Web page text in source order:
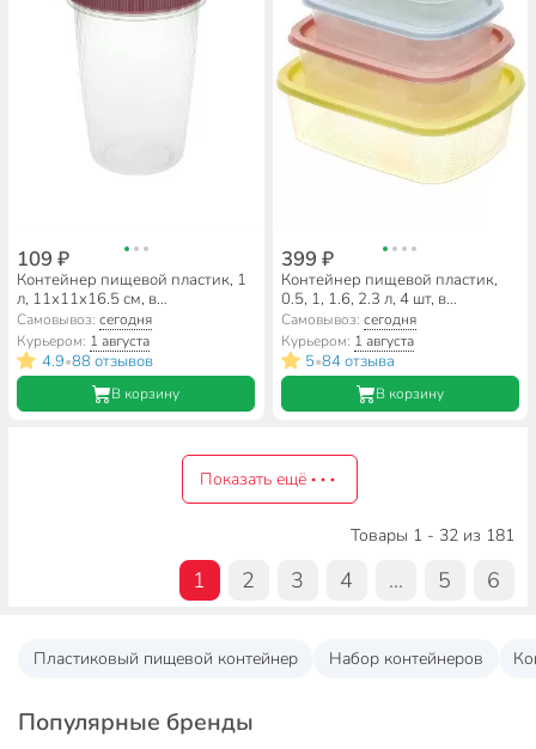
109 ₽
Контейнер пищевой пластик, 1
л, 11х11х16.5 см, в
ассортименте, круглый, Idea,
Ролл, М1475
Самовывоз:сегодня
Курьером: 1 августа
4.9•88 отзывов
В корзину
399 ₽
Контейнер пищевой пластик,
0.5, 1, 1.6, 2.3 л, 4 шт, в
ассортименте, прямоугольный,
Мультипласт, Пастель Умничка,
MPU8232
Самовывоз: сегодня
Курьером: 1 августа
5•84 отзыва
В корзину
Показать ещё
Товары 1 - 32 из 181
1 2 3 4 ... 5 6
Пластиковый пищевой контейнер Набор контейнеров
Популярные бренды